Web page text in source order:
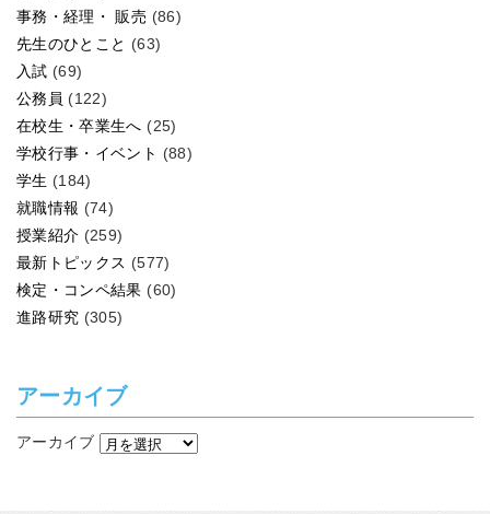
事務・経理・ 販売 (86)
先生のひとこと (63)
入試 (69)
公務員 (122)
在校生・卒業生へ (25)
学校行事・イベント (88)
学生 (184)
就職情報 (74)
授業紹介 (259)
最新トピックス (577)
検定・コンペ結果 (60)
進路研究 (305)
アーカイブ
アーカイブ